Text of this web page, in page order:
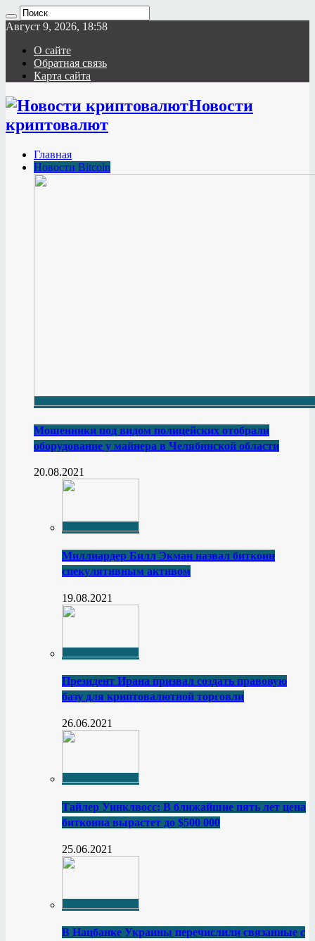
Август 9, 2026, 18:58
О сайте
Обратная связь
Карта сайта
Новости
криптовалют
Главная
Новости Bitcoin
Мошенники под видом полицейских отобрали
оборудование у майнера в Челябинской области
20.08.2021
Миллиардер Билл Экман назвал биткоин
спекулятивным активом
19.08.2021
Президент Ирана призвал создать правовую
базу для криптовалютной торговли
26.06.2021
Тайлер Уинклвосс: В ближайшие пять лет цена
биткоина вырастет до $500 000
25.06.2021
В Нацбанке Украины перечислили связанные с